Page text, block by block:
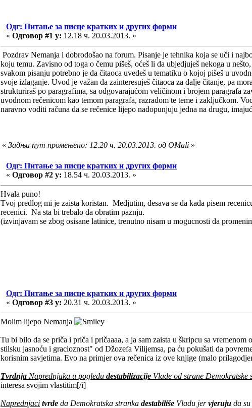
Одг: Питање за писце кратких и других форми
« Одговор #1 у: 12.18 ч. 20.03.2013. »
Pozdrav Nemanja i dobrodošao na forum. Pisanje je tehnika koja se uči i
koju temu. Zavisno od toga o čemu pišeš, oćeš li da ubjedjuješ nekoga u
svakom pisanju potrebno je da čitaoca uvedeš u tematiku o kojoj pišeš u
svoje izlaganje. Uvod je važan da zainteresuješ čitaoca za dalje čitanje, pa
strukturiraš po paragrafima, sa odgovarajućom veličinom i brojem paragrafa
uvodnom rečenicom kao temom paragrafa, razradom te teme i zaključkom.
naravno voditi računa da se rečenice lijepo nadopunjuju jedna na drugu,
« Задњи пут промењено: 12.20 ч. 20.03.2013. од OMali »
Одг: Питање за писце кратких и других форми
« Одговор #2 у: 18.54 ч. 20.03.2013. »
Hvala puno!
Tvoj predlog mi je zaista koristan. Medjutim, desava se da kada pisem
recenici. Na sta bi trebalo da obratim paznju.
(izvinjavam se zbog osisane latinice, trenutno nisam u mogucnosti da
Одг: Питање за писце кратких и других форми
« Одговор #3 у: 20.31 ч. 20.03.2013. »
Molim lijepo Nemanja
Tu bi bilo da se priča i priča i pričaaaa, a ja sam zaista u škripcu sa
stilsku jasnoću i gracioznost" od Džozefa Vilijemsa, pa ću pokušati da
korisnim savjetima. Evo na primjer ova rečenica iz ove knjige (malo
Tvrdnja Naprednjaka u pogledu destabilizacije Vlade od strane Demokratske
interesa svojim vlastitim[/i]
Naprednjaci tvrde da Demokratska stranka destabiliše Vladu jervjeruju da